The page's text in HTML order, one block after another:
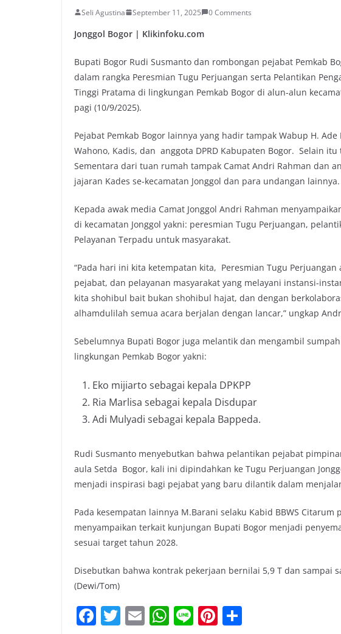
Seli Agustina September 11, 2025 0 Comments
Jonggol Bogor | Klikinfoku.com
Bupati Bogor Rudi Susmanto dan rombongan pejabat Pemkab
dalam rangka Peresmian Tugu Perjuangan serta Pelantikan
Tinggi Pratama di lingkungan Pemkab Bogor di alun-alun
pagi (10/9/2025).
Pejabat Pemkab Bogor lainnya yang hadir tampak Wabup H.
Wahono, Kadis, dan anggota DPRD Kabupaten Bogor. Selain
Sementara dari tuan rumah tampak Camat Andri Rahman dan
jajaran Kades se-kecamatan Jonggol dan para undangan lainnya.
Kepada awak media Camat Jonggol Andri Rahman
di kecamatan Jonggol yakni: peresmian Tugu Perjuangan,
Pelayanan Terpadu untuk masyarakat.
“Pada hari ini kita ketempatan kita, Peresmian Tugu
pejabat, dan pelayanan masyarakat yang melayani instansi-
kita shohibul bait bukan shohibul hajat, dan dengan
alhamdulilah semua acara berjalan dengan lancar,” ungkap
Sebelumnya Bupati Bogor juga melantik dan mengambil
lingkungan Pemkab Bogor yakni:
Eko mijiarto sebagai kepala DPKPP
Ria Marlisa sebagai kepala Disdupar
Adi Mulyadi sebagai kepala Bappeda.
Rudi Susmanto menyebutkan bahwa pelantikan pejabat
aula Setda Bogor, kali ini dipindahkan ke Tugu Perjuangan
menjadi inspirasi bagi pejabat yang baru dilantik dalam
Pada kesempatan lainnya M.Barani selaku Kabid BBWS
menyampaikan terkait kunjungan Bupati Bogor menjadi
sesuai target tahun 2028.
Disebutkan bahwa kontrak pekerjaan bernilai 5,9 T dan sampai
(Dewi/Tom)
F T E W Li Pi